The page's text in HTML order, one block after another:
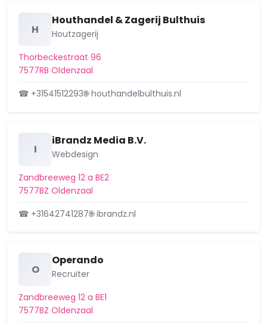
H
Houthandel & Zagerij Bulthuis
Houtzagerij
Thorbeckestraat 96
7577RB Oldenzaal
☎ +31541512293🌐 houthandelbulthuis.nl
I
iBrandz Media B.V.
Webdesign
Zandbreeweg 12 a BE2
7577BZ Oldenzaal
☎ +31642741287🌐 ibrandz.nl
O
Operando
Recruiter
Zandbreeweg 12 a BE1
7577BZ Oldenzaal